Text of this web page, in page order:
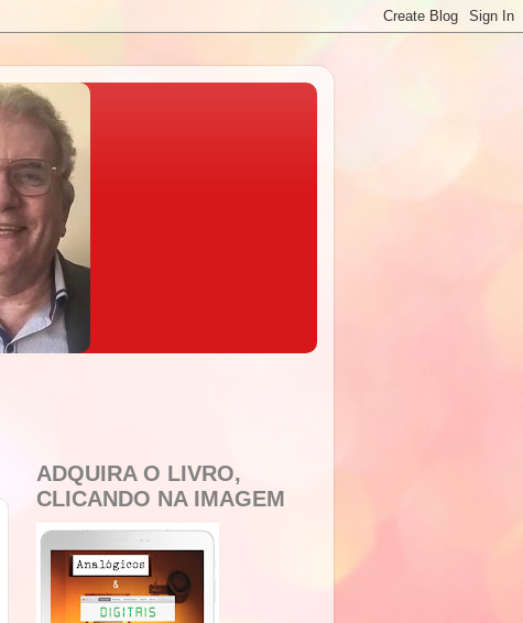
ADQUIRA O LIVRO,
CLICANDO NA IMAGEM